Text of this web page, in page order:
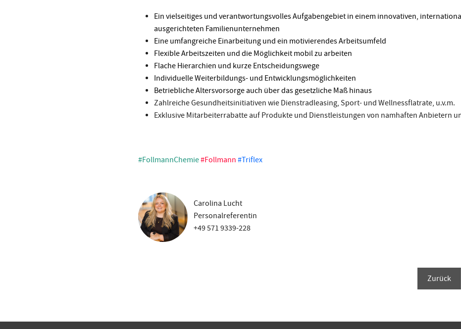
Ein vielseitiges und verantwortungsvolles Aufgabengebiet in einem innovativen,
ausgerichteten Familienunternehmen
Eine umfangreiche Einarbeitung und ein motivierendes Arbeitsumfeld
Flexible Arbeitszeiten und die Möglichkeit mobil zu arbeiten
Flache Hierarchien und kurze Entscheidungswege
Individuelle Weiterbildungs- und Entwicklungsmöglichkeiten
Betriebliche Altersvorsorge auch über das gesetzliche Maß hinaus
Zahlreiche Gesundheitsinitiativen wie Dienstradleasing, Sport- und Wellnessflatrate, u.v.m.
Exklusive Mitarbeiterrabatte auf Produkte und Dienstleistungen von namhaften Anbietern
#FollmannChemie#Follmann #Triflex
Carolina Lucht
Personalreferentin
+49 571 9339-228
Zurück